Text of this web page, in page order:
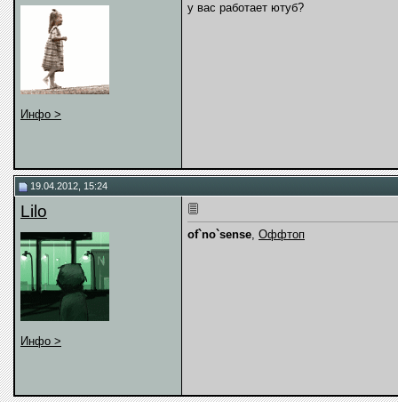
Инфо >
у вас работает ютуб?
19.04.2012, 15:24
Lilo
Инфо >
of`no`sense, Оффтоп